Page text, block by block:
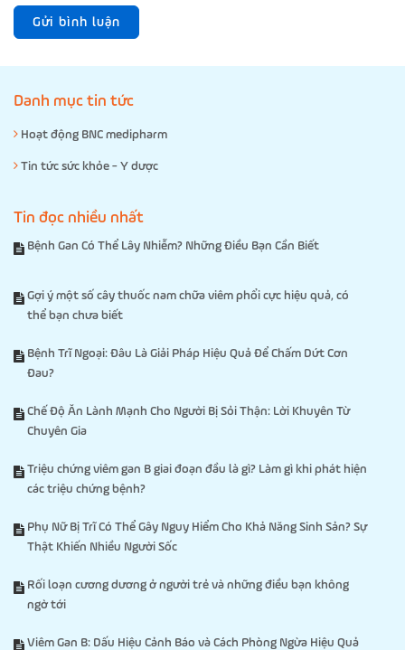
Gửi bình luận
Danh mục tin tức
Hoạt động BNC medipharm
Tin tức sức khỏe - Y dược
Tin đọc nhiều nhất
Bệnh Gan Có Thể Lây Nhiễm? Những Điều Bạn Cần Biết
Gợi ý một số cây thuốc nam chữa viêm phổi cực hiệu quả, có
thể bạn chưa biết
Bệnh Trĩ Ngoại: Đâu Là Giải Pháp Hiệu Quả Để Chấm Dứt Cơn
Đau?
Chế Độ Ăn Lành Mạnh Cho Người Bị Sỏi Thận: Lời Khuyên Từ
Chuyên Gia
Triệu chứng viêm gan B giai đoạn đầu là gì? Làm gì khi phát hiện
các triệu chứng bệnh?
Phụ Nữ Bị Trĩ Có Thể Gây Nguy Hiểm Cho Khả Năng Sinh Sản? Sự
Thật Khiến Nhiều Người Sốc
Rối loạn cương dương ở người trẻ và những điều bạn không
ngờ tới
Viêm Gan B: Dấu Hiệu Cảnh Báo và Cách Phòng Ngừa Hiệu Quả